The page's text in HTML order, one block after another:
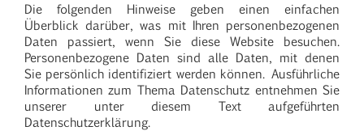
Die folgenden Hinweise geben einen einfachen
Überblick darüber, was mit Ihren personenbezogenen
Daten passiert, wenn Sie diese Website besuchen.
Personenbezogene Daten sind alle Daten, mit denen
Sie persönlich identifiziert werden können. Ausführliche
Informationen zum Thema Datenschutz entnehmen Sie
unserer unter diesem Text aufgeführten
Datenschutzerklärung.